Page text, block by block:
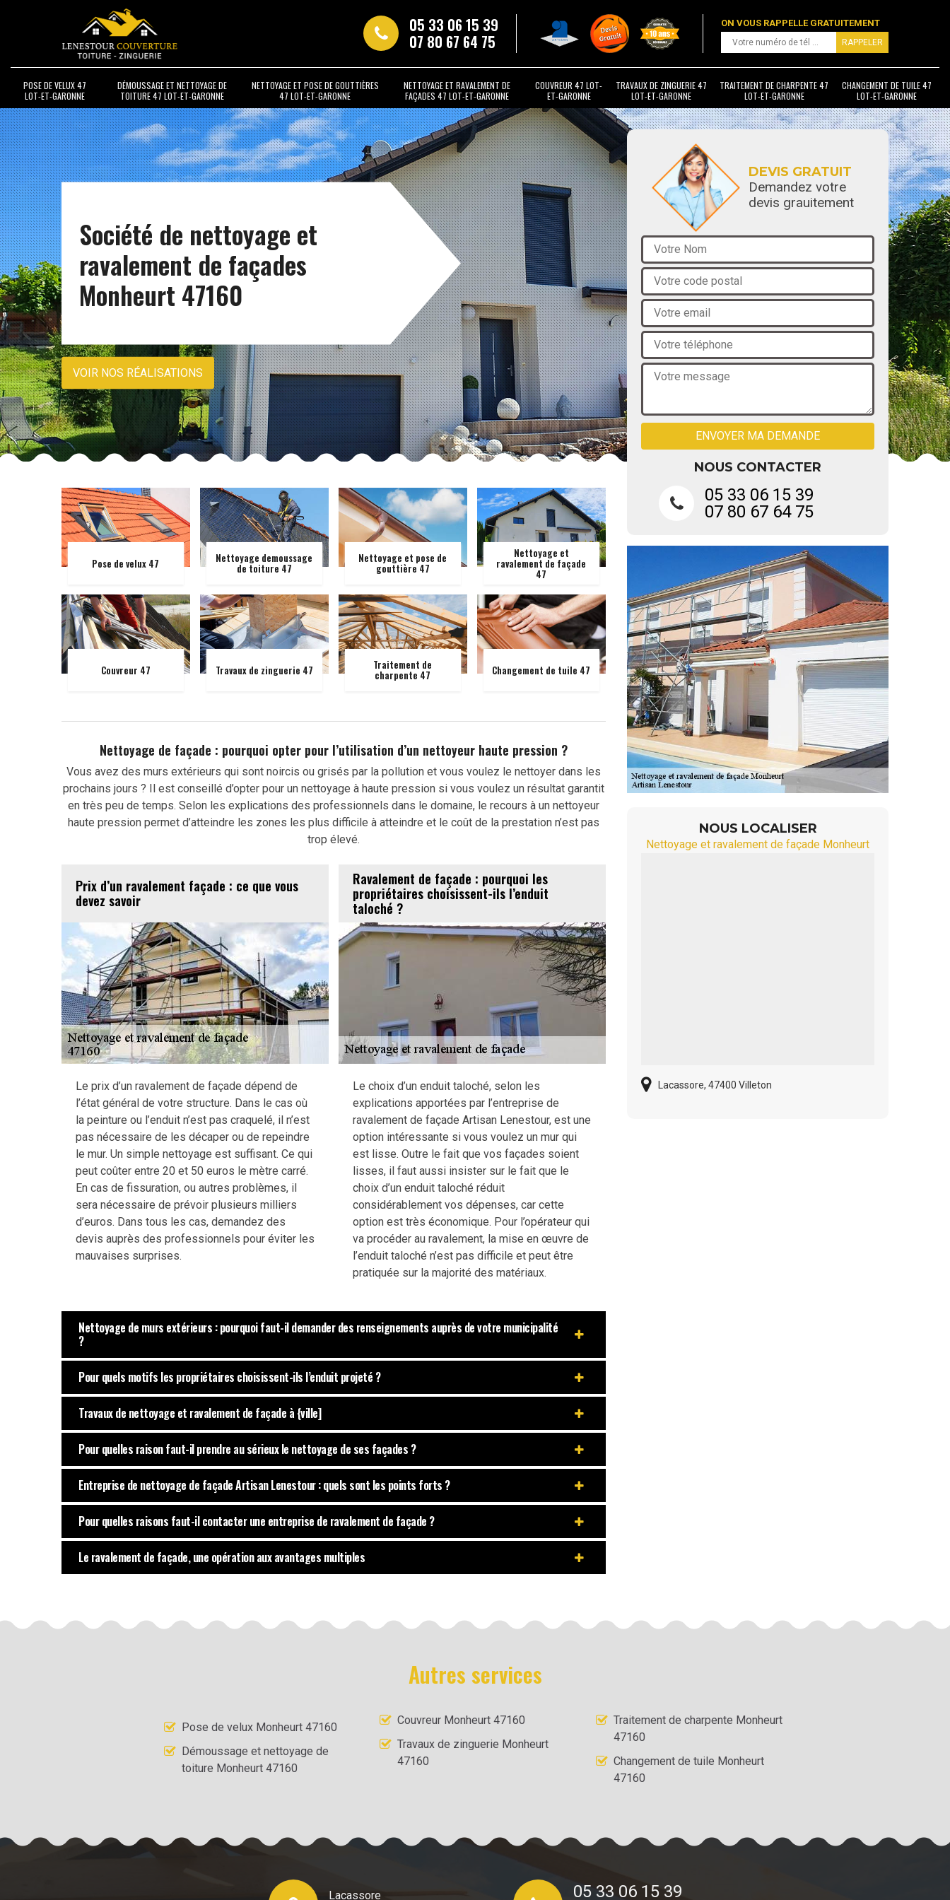
05 33 06 15 39
07 80 67 64 75
ON VOUS RAPPELLE GRATUITEMENT
POSE DE VELUX 47
LOT-ET-GARONNE
DÉMOUSSAGE ET NETTOYAGE DE
TOITURE 47 LOT-ET-GARONNE
NETTOYAGE ET POSE DE GOUTTIÈRES
47 LOT-ET-GARONNE
NETTOYAGE ET RAVALEMENT DE
FAÇADES 47 LOT-ET-GARONNE
COUVREUR 47 LOT-
ET-GARONNE
TRAVAUX DE ZINGUERIE 47
LOT-ET-GARONNE
TRAITEMENT DE CHARPENTE 47
LOT-ET-GARONNE
CHANGEMENT DE TUILE 47
LOT-ET-GARONNE
Société de nettoyage et
ravalement de façades
Monheurt 47160
VOIR NOS RÉALISATIONS
Pose de velux 47 Nettoyage demoussage
de toiture 47
Nettoyage et pose de
gouttière 47
Nettoyage et
ravalement de façade
47
Couvreur 47 Travaux de zinguerie 47 Traitement de
charpente 47 Changement de tuile 47
Nettoyage de façade : pourquoi opter pour l’utilisation d’un nettoyeur haute pression ?
Vous avez des murs extérieurs qui sont noircis ou grisés par la pollution et vous voulez le nettoyer dans les
prochains jours ? Il est conseillé d’opter pour un nettoyage à haute pression si vous voulez un résultat garantit
en très peu de temps. Selon les explications des professionnels dans le domaine, le recours à un nettoyeur
haute pression permet d’atteindre les zones les plus difficile à atteindre et le coût de la prestation n’est pas
trop élevé.
Prix d’un ravalement façade : ce que vous
devez savoir
Le prix d’un ravalement de façade dépend de
l’état général de votre structure. Dans le cas où
la peinture ou l’enduit n’est pas craquelé, il n’est
pas nécessaire de les décaper ou de repeindre
le mur. Un simple nettoyage est suffisant. Ce qui
peut coûter entre 20 et 50 euros le mètre carré.
En cas de fissuration, ou autres problèmes, il
sera nécessaire de prévoir plusieurs milliers
d’euros. Dans tous les cas, demandez des
devis auprès des professionnels pour éviter les
mauvaises surprises.
Ravalement de façade : pourquoi les
propriétaires choisissent-ils l’enduit
taloché ?
Le choix d’un enduit taloché, selon les
explications apportées par l’entreprise de
ravalement de façade Artisan Lenestour, est une
option intéressante si vous voulez un mur qui
est lisse. Outre le fait que vos façades soient
lisses, il faut aussi insister sur le fait que le
choix d’un enduit taloché réduit
considérablement vos dépenses, car cette
option est très économique. Pour l’opérateur qui
va procéder au ravalement, la mise en œuvre de
l’enduit taloché n’est pas difficile et peut être
pratiquée sur la majorité des matériaux.
Nettoyage de murs extérieurs : pourquoi faut-il demander des renseignements auprès de votre municipalité
?
Pour quels motifs les propriétaires choisissent-ils l’enduit projeté ?
Travaux de nettoyage et ravalement de façade à {ville]
Pour quelles raison faut-il prendre au sérieux le nettoyage de ses façades ?
Entreprise de nettoyage de façade Artisan Lenestour : quels sont les points forts ?
Pour quelles raisons faut-il contacter une entreprise de ravalement de façade ?
Le ravalement de façade, une opération aux avantages multiples
DEVIS GRATUIT
Demandez votre
devis grauitement
NOUS CONTACTER
05 33 06 15 39
07 80 67 64 75
NOUS LOCALISER
Nettoyage et ravalement de façade Monheurt
Lacassore, 47400 Villeton
Autres services
Pose de velux Monheurt 47160
Démoussage et nettoyage de
toiture Monheurt 47160
Couvreur Monheurt 47160
Travaux de zinguerie Monheurt
47160
Traitement de charpente Monheurt
47160
Changement de tuile Monheurt
47160
Lacassore 05 33 06 15 39